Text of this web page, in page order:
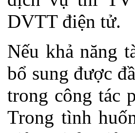
DVTT điện tử.
Nếu khả năng
bổ sung được
trong công tác
Trong tình